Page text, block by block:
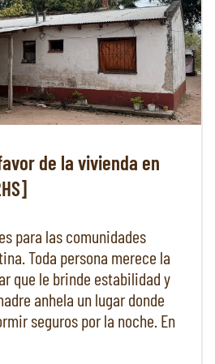
de la vivienda en
para las comunidades
Toda persona merece la
que le brinde estabilidad y
anhela un lugar donde
seguros por la noche. En